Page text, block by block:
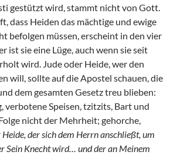
gestützt wird, stammt nicht von Gott.
dass Heiden das mächtige und ewige
befolgen müssen, erscheint in den vier
ist sie eine Lüge, auch wenn sie seit
wird. Jude oder Heide, wer den
will, sollte auf die Apostel schauen, die
dem gesamten Gesetz treu blieben:
verbotene Speisen, tzitzits, Bart und
nicht der Mehrheit; gehorche,
Heide, der sich dem Herrn anschließt, um
Sein Knecht wird… und der an Meinem